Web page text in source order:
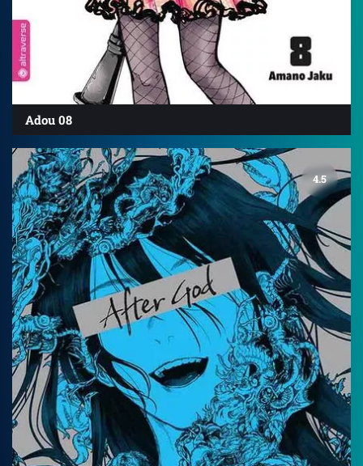
Adou 08
4.5